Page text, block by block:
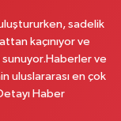
sadelik
kaçınıyor ve
ve
uluslararası en çok
Haber